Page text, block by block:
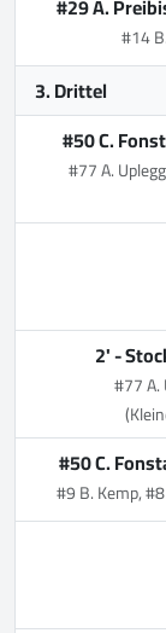
#14
3. Drittel
#50 C.
#77 A.
2' -
#77 A.
#50 C.
#9 B. Kemp,